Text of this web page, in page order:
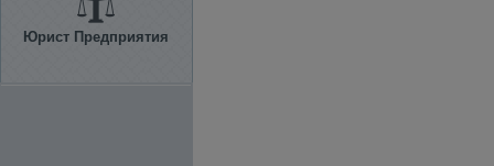
Юрист Предприятия